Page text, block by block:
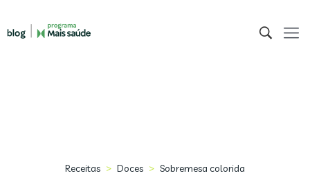
Receitas > Doces > Sobremesa colorida